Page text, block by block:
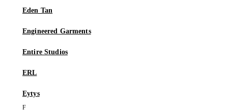
Eden Tan
Engineered Garments
Entire Studios
ERL
Eytys